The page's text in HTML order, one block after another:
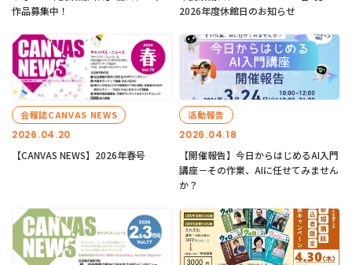
作品募集中！
2026年度休館日のお知らせ
2026.04.20
会報誌CANVAS NEWS
【CANVAS NEWS】2026年春号
2026.04.18
活動報告
【開催報告】今日からはじめるAI入門
講座－その作業、AIに任せてみません
か？